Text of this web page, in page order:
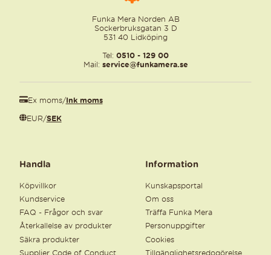
Funka Mera Norden AB
Sockerbruksgatan 3 D
531 40 Lidköping
Tel: 0510 - 129 00
Mail: service@funkamera.se
Ex moms/Ink moms
EUR/SEK
Handla
Köpvillkor
Kundservice
FAQ - Frågor och svar
Återkallelse av produkter
Säkra produkter
Supplier Code of Conduct
Information
Kunskapsportal
Om oss
Träffa Funka Mera
Personuppgifter
Cookies
Tillgänglighetsredogörelse